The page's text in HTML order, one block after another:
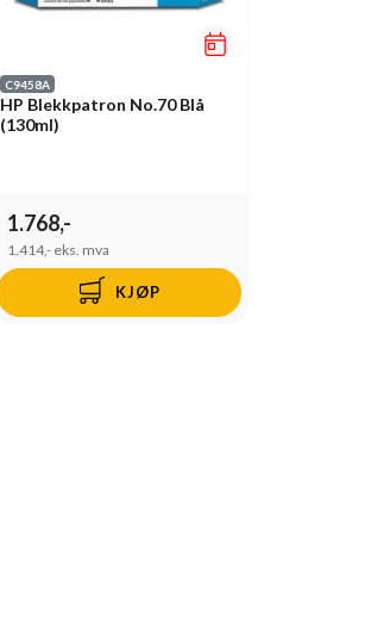
C9458A
HP Blekkpatron No.70 Blå
(130ml)
1.768,-
1.414,- eks. mva
KJØP